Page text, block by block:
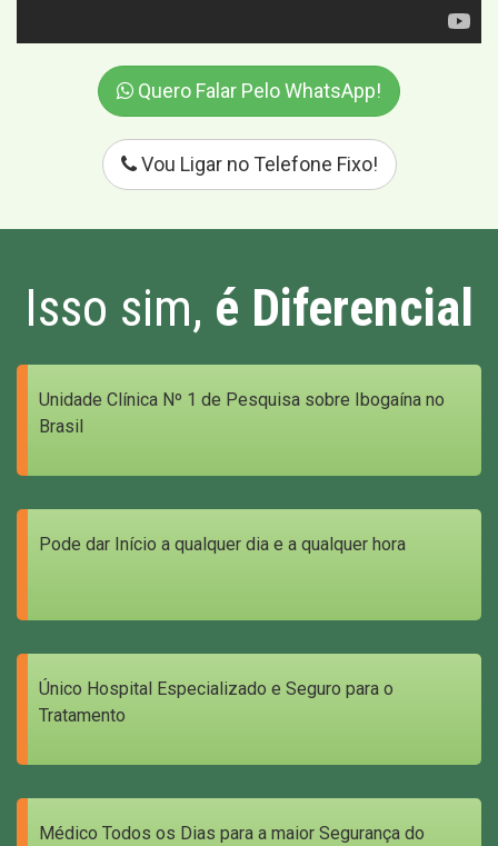
Quero Falar Pelo WhatsApp!
Vou Ligar no Telefone Fixo!
Isso sim, é Diferencial
Unidade Clínica Nº 1 de Pesquisa sobre Ibogaína no
Brasil
Pode dar Início a qualquer dia e a qualquer hora
Único Hospital Especializado e Seguro para o
Tratamento
Médico Todos os Dias para a maior Segurança do